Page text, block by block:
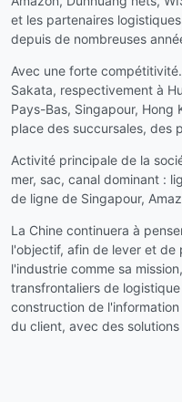
et les partenaires
depuis de nombreuses
Avec une forte
Sakata, respectivement à
Pays-Bas, Singapour, Hong
place des succursales, des
Activité principale de la
mer, sac, canal dominant :
de ligne de Singapour,
La Chine continuera à
l'objectif, afin de lever et
l'industrie comme sa
transfrontaliers de
construction de
du client, avec des